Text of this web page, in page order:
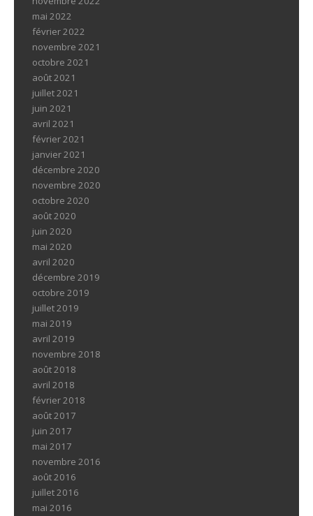
mai 2022
février 2022
novembre 2021
octobre 2021
août 2021
juillet 2021
juin 2021
avril 2021
février 2021
janvier 2021
décembre 2020
novembre 2020
octobre 2020
août 2020
juin 2020
mai 2020
avril 2020
décembre 2019
octobre 2019
juillet 2019
mai 2019
avril 2019
novembre 2018
août 2018
avril 2018
février 2018
août 2017
juin 2017
mai 2017
novembre 2016
août 2016
juillet 2016
mai 2016